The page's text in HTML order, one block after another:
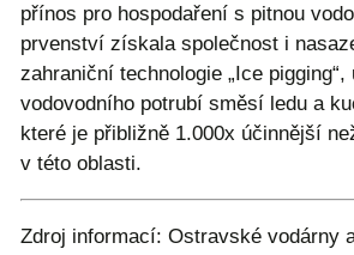
přínos pro hospodaření s pitnou
prvenství získala společnost i
zahraniční technologie „Ice
vodovodního potrubí směsí ledu a
které je přibližně 1.000x účinnější
v této oblasti.
Zdroj informací: Ostravské vodárny